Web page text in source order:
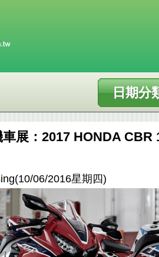
日期分
展：2017 HONDA CBR
06/2016星期四)